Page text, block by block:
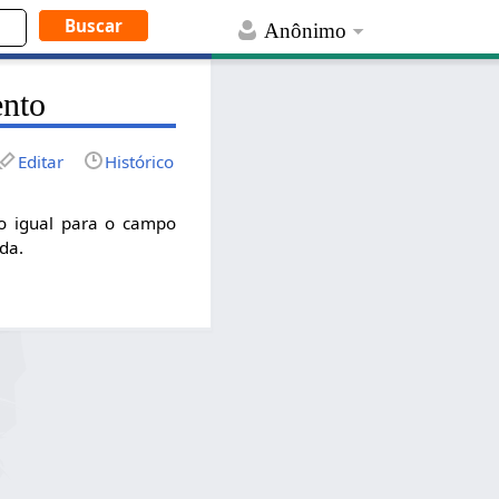
Anônimo
Editar Histórico
igual para o campo